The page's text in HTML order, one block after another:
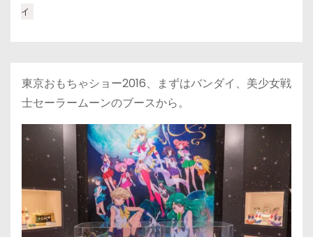
イ
東京おもちゃショー2016、まずはバンダイ、美少女戦
士セーラームーンのブースから。